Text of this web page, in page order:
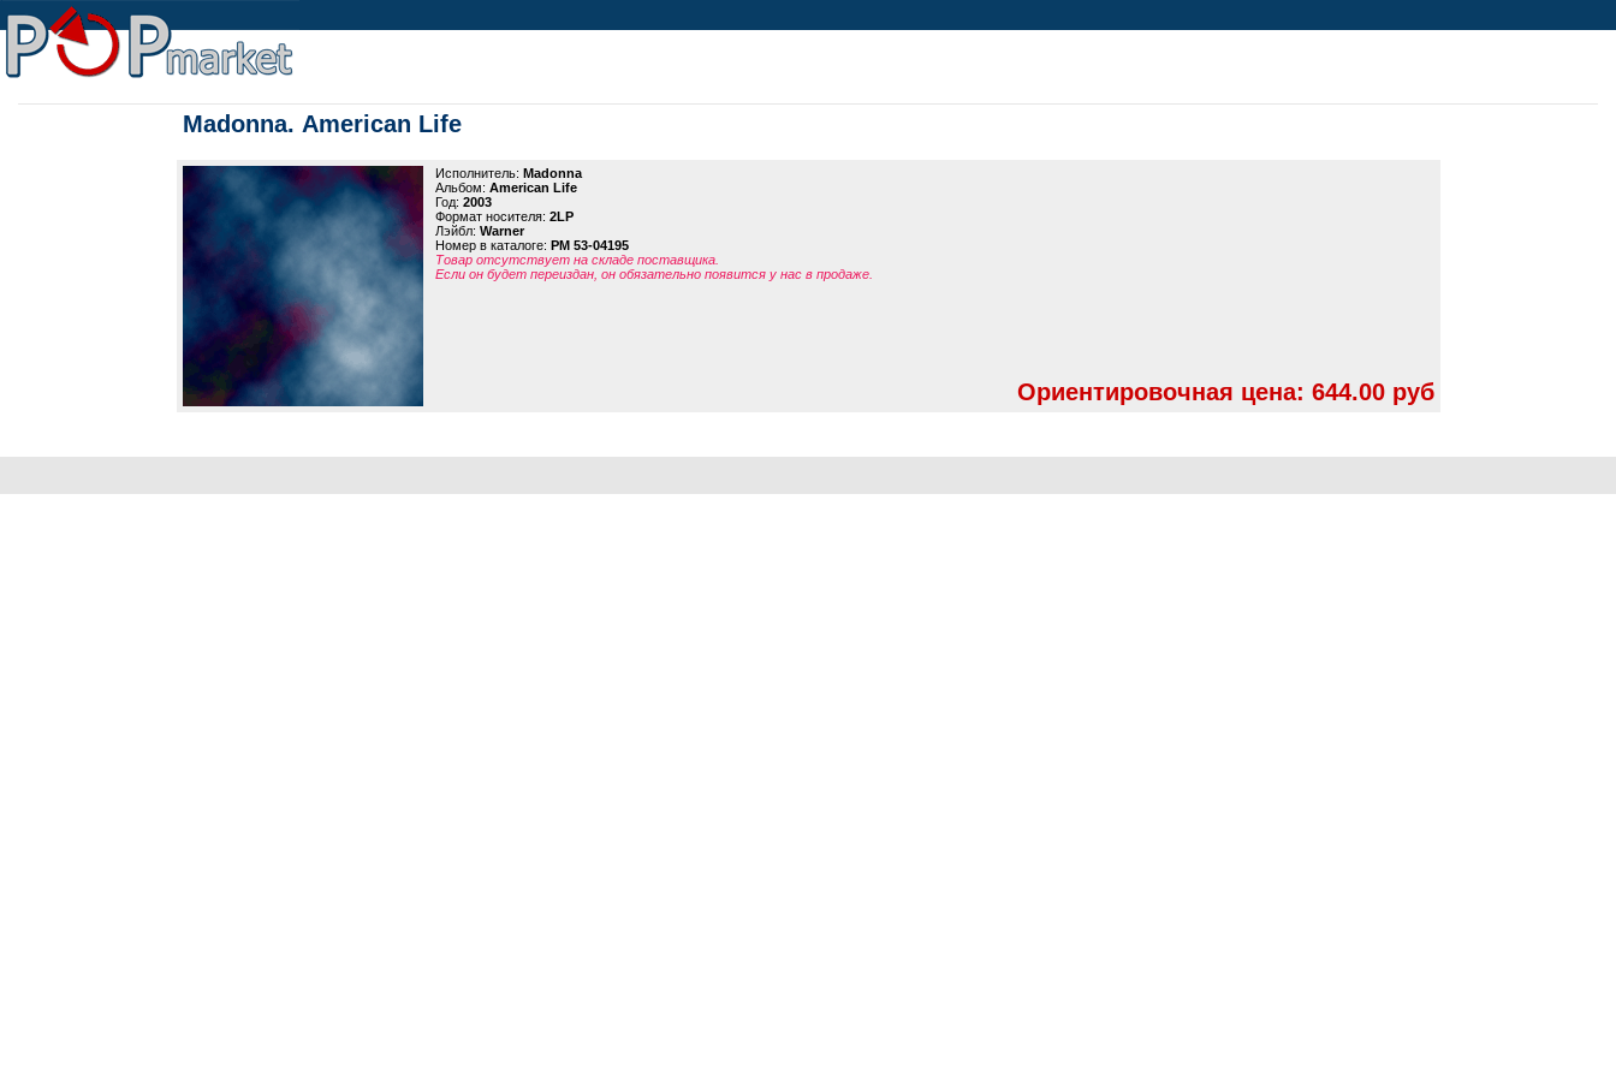
Madonna. American Life
Исполнитель: Madonna
Альбом: American Life
Год: 2003
Формат носителя: 2LP
Лэйбл: Warner
Номер в каталоге: PM 53-04195
Товар отсутствует на складе поставщика.
Если он будет переиздан, он обязательно появится у нас в продаже.
Ориентировочная цена: 644.00 руб